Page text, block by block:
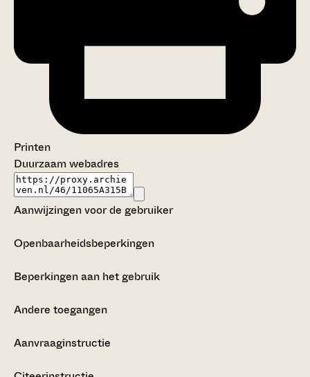
Printen
Duurzaam webadres
Aanwijzingen voor de gebruiker
Openbaarheidsbeperkingen
Beperkingen aan het gebruik
Andere toegangen
Aanvraaginstructie